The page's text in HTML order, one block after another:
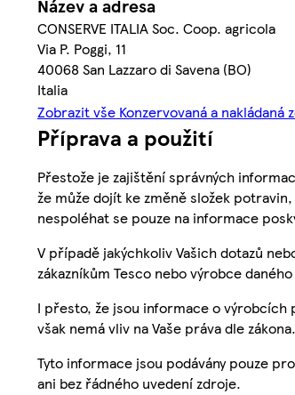
Název a adresa
CONSERVE ITALIA Soc. Coop. agricola
Via P. Poggi, 11
40068 San Lazzaro di Savena (BO)
Italia
Zobrazit vše Konzervovaná a nakládaná
Příprava a použití
Přestože je zajištění správných
že může dojít ke změně složek
nespoléhat se pouze na informace
V případě jakýchkoliv Vašich dotazů
zákazníkům Tesco nebo výrobce
I přesto, že jsou informace o výrobcích
však nemá vliv na Vaše práva dle zákona.
Tyto informace jsou podávány pouze
ani bez řádného uvedení zdroje.